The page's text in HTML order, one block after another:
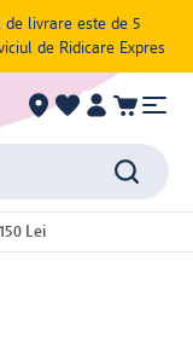
livrare este de 5
de Ridicare Expres
Lei